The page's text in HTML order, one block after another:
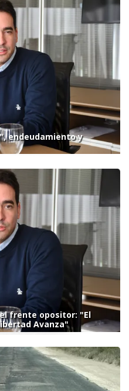
endeudamiento y
frente opositor: "El
Avanza"